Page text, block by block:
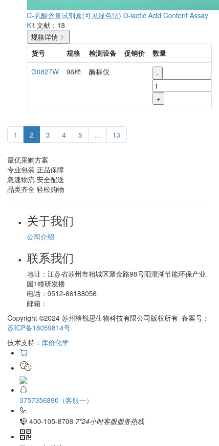
D-乳酸含量试剂盒(可见显色法) D-lactic Acid Content Assay
Kit 文献：18
规格详情
货号
规格 检测设备 促销价
数量
G0827W
96样 酶标仪 -
+
1 2 3 4 5 ... 13
最优采购方案
专业包装 正品保障
急速物流 安全配送
品类齐全 轻松购物
关于我们
公司介绍
联系我们
地址： 江苏省苏州市相城区聚金路98号阳澄湖节能环保产业
园1幢研发楼
电话： 0512-66188056
邮箱：
Copyright ©2024 苏州格锐思生物科技有限公司版权所有 备案号：
苏ICP备18059814号
技术支持： 库价化学
3757356890（客服一）
400-105-8708 7*24小时客服服务热线